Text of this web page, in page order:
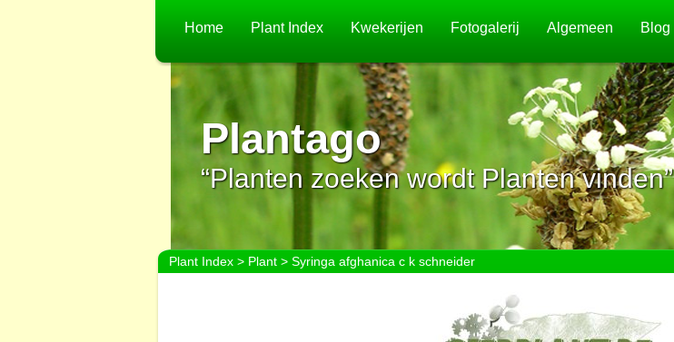
Home Plant Index Kwekerijen Fotogalerij Algemeen Blog
Plantago
“Planten zoeken wordt Planten vinden”
Plant Index> Plant> Syringa afghanica c k schneider